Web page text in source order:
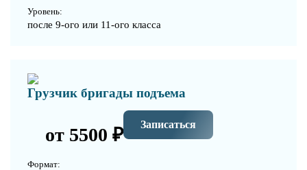
Уровень:
после 9-ого или 11-ого класса
Грузчик бригады подъема
от 5500 ₽ Записаться
Формат: